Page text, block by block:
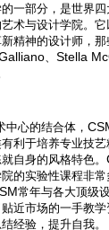
一部分，是世界四
术与设计学院。
精神的设计师，那
Stella
心的结合体，
利于培养专业技
自身的风格特色。
的实验性课程非
常年与各大顶级
近市场的一手教学
经验，提升自我。